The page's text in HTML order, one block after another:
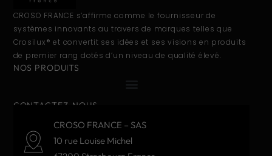
CROSO FRANCE s’affirme comme le fournisseur de
systèmes innovants au travers de marques telles que
Crosilux® et convertit ses idées et ses visions en produits
de premier rang dotés d’un niveau de qualité élevé.
NOS PRODUITS
CONTACTEZ-NOUS
CROSO FRANCE – SAS
10 rue Louise Michel